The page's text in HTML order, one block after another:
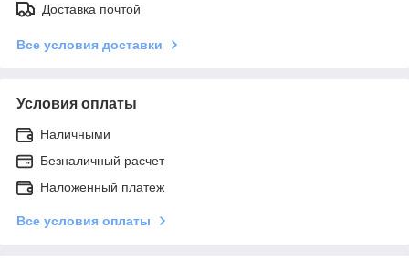
Доставка почтой
Все условия доставки
Условия оплаты
Наличными
Безналичный расчет
Наложенный платеж
Все условия оплаты